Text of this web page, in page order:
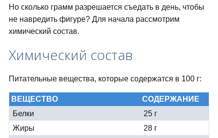
Но сколько грамм разрешается съедать в день, чтобы
не навредить фигуре? Для начала рассмотрим
химический состав.
Химический состав
Питательные вещества, которые содержатся в 100 г:
ВЕЩЕСТВО
СОДЕРЖАНИЕ
Белки
25 г
Жиры
28 г